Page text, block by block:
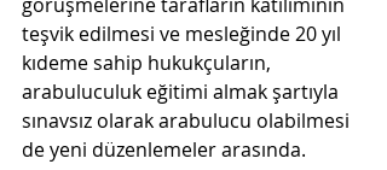
teşvik edilmesi ve mesleğinde 20 yıl
kıdeme sahip hukukçuların,
arabuluculuk eğitimi almak şartıyla
sınavsız olarak arabulucu olabilmesi
de yeni düzenlemeler arasında.